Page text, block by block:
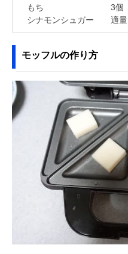
もち 3個
シナモンシュガー 適量
モッフルの作り方